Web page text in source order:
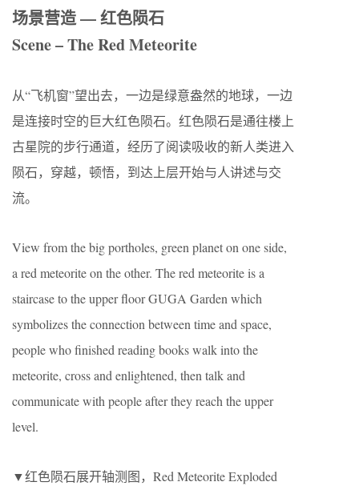
场景营造 — 红色陨石
Scene – The Red Meteorite
从“飞机窗”望出去，一边是绿意盎然的地球，一边
是连接时空的巨大红色陨石。红色陨石是通往楼上
古星院的步行通道，经历了阅读吸收的新人类进入
陨石，穿越，顿悟，到达上层开始与人讲述与交
流。
View from the big portholes, green planet on one side,
a red meteorite on the other. The red meteorite is a
staircase to the upper floor GUGA Garden which
symbolizes the connection between time and space,
people who finished reading books walk into the
meteorite, cross and enlightened, then talk and
communicate with people after they reach the upper
level.
▼红色陨石展开轴测图，Red Meteorite Exploded